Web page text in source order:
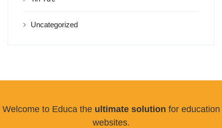
Uncategorized
Welcome to Educa the ultimate solution for education
websites.